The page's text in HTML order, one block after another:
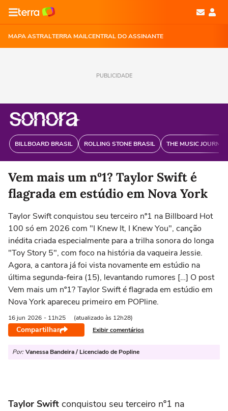
MAPA ASTRALTERRA MAILCENTRAL DO ASSINANTE
PUBLICIDADE
BILLBOARD BRASIL ROLLING STONE BRASIL THE MUSIC
Vem mais um nº1? Taylor Swift é
flagrada em estúdio em Nova York
Taylor Swift conquistou seu terceiro nº1 na Billboard Hot
100 só em 2026 com "I Knew It, I Knew You", canção
inédita criada especialmente para a trilha sonora do longa
"Toy Story 5", com foco na história da vaqueira Jessie.
Agora, a cantora já foi vista novamente em estúdio na
última segunda-feira (15), levantando rumores […] O post
Vem mais um nº1? Taylor Swift é flagrada em estúdio em
Nova York apareceu primeiro em POPline.
16 jun 2026 - 11h25 (atualizado às 12h28)
Compartilhar Exibir comentários
Por: Vanessa Bandeira / Licenciado de Popline
Taylor Swift conquistou seu terceiro nº1 na